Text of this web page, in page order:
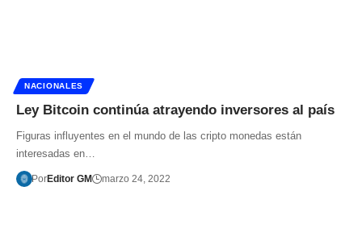
NACIONALES
Ley Bitcoin continúa atrayendo inversores al país
Figuras influyentes en el mundo de las cripto monedas están
interesadas en…
PorEditor GM marzo 24, 2022